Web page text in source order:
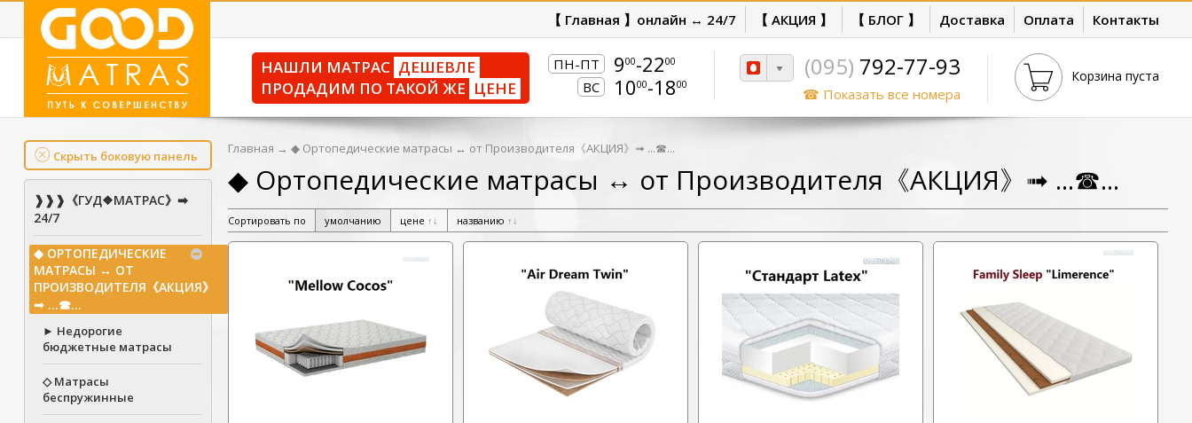
【 Главная 】онлайн ↔ 24/7 【 АКЦИЯ 】 【 БЛОГ 】 Доставка Оплата Контакты
Корзина пуста
(095) 792-77-93
☎ Показать все номера
ПН-ПТ 900-2200
ВС 1000-1800
НАШЛИ МАТРАС ДЕШЕВЛЕ
ПРОДАДИМ ПО ТАКОЙ ЖЕ ЦЕНЕ
Скрыть боковую панель
❱❱❱《ГУД❖МАТРАС》➡
24/7
◆ ОРТОПЕДИЧЕСКИЕ
МАТРАСЫ ↔ ОТ
ПРОИЗВОДИТЕЛЯ《АКЦИЯ》
➟ ...☎...
► Недорогие
бюджетные матрасы
◇ Матрасы
беспружинные
Главная → ◆ Ортопедические матрасы ↔ от Производителя《АКЦИЯ》➟ ...☎...
◆ Ортопедические матрасы ↔ от Производителя《АКЦИЯ》➟ ...☎...
Сортировать по умолчанию цене ↑ ↓ названию ↑ ↓